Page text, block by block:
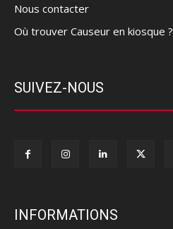
Nous contacter
Où trouver Causeur en kiosque ?
SUIVEZ-NOUS
INFORMATIONS